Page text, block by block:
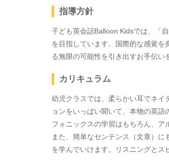
指導方針
子ども英会話Balloon Kidsでは、「
を目指しています。国際的な感覚
る無限の可能性を引き出すお手伝い
カリキュラム
幼児クラスでは、柔らかい耳でネイ
ョンをいっぱい聞いて、本物の英語
フォニックスの学習はもちろん、ア
また、簡単なセンテンス（文章）
を学んでいけます。リスニングとス